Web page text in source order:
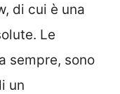
di cui è una
Le
sempre, sono
un